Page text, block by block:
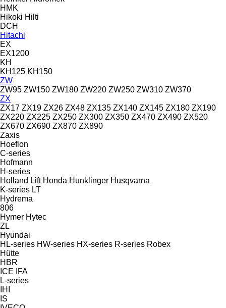
HMK
Hikoki Hilti
DCH
Hitachi
EX
EX1200
KH
KH125 KH150
ZW
ZW95 ZW150 ZW180 ZW220 ZW250 ZW310 ZW370
ZX
ZX17 ZX19 ZX26 ZX48 ZX135 ZX140 ZX145 ZX180 ZX190
ZX220 ZX225 ZX250 ZX300 ZX350 ZX470 ZX490 ZX520
ZX670 ZX690 ZX870 ZX890
Zaxis
Hoeflon
C-series
Hofmann
H-series
Holland Lift Honda Hunklinger Husqvarna
K-series LT
Hydrema
806
Hymer Hytec
ZL
Hyundai
HL-series HW-series HX-series R-series Robex
Hütte
HBR
ICE
IFA
L-series
IHI
IS